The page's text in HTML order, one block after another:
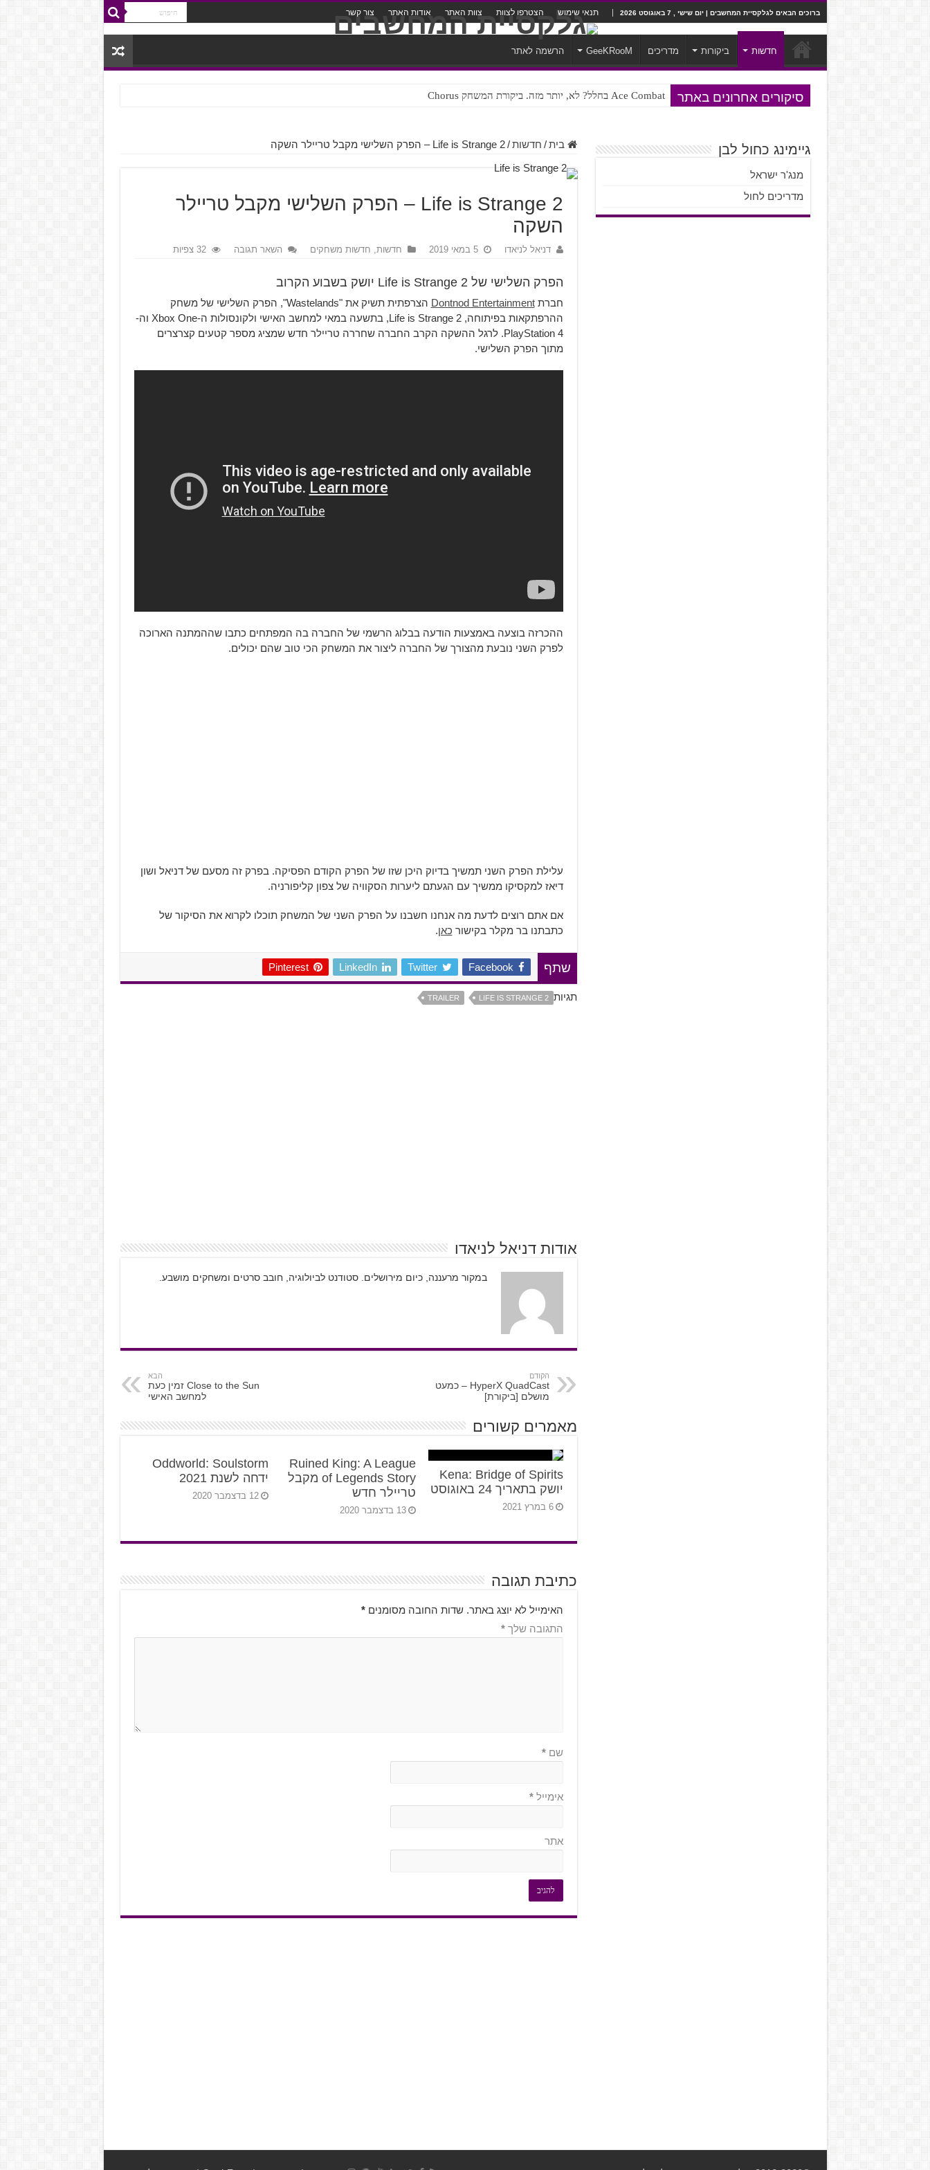
ברוכים הבאים לגלקסיית המחשבים | יום שישי , 7 באוגוסט 2026 תנאי שימוש הצטרפו לצוות צוות האתר אודות האתר צור קשר
חדשות ביקורות מדריכים GeeKRooM הרשמה לאתר
סיקורים אחרונים באתר Ace Combat בחלל? לא, יותר מזה. ביקורת המשחק Chorus
Steven Universe והשירים שתורגמו בצורה נוראית לעברית
בית / חדשות / Life is Strange 2 – הפרק השלישי מקבל טריילר השקה
Life is Strange 2 – הפרק השלישי מקבל טריילר
השקה
דניאל לניאדו 5 במאי 2019 חדשות, חדשות משחקים השאר תגובה 32 צפיות
הפרק השלישי של Life is Strange 2 יושק בשבוע הקרוב
חברתDontnod Entertainment
הצרפתית תשיק את "Wastelands", הפרק השלישי של משחק
ההרפתקאות בפיתוחה, Life is Strange 2, בתשעה במאי למחשב האישי ולקונסולות ה-Xbox One וה-
PlayStation 4. לרגל ההשקה הקרב החברה שחררה טריילר חדש שמציג מספר קטעים קצרצרים
מתוך הפרק השלישי.
ההכרזה בוצעה באמצעות הודעה בבלוג הרשמי של החברה בה המפתחים כתבו שההמתנה הארוכה
לפרק השני נובעת מהצורך של החברה ליצור את המשחק הכי טוב שהם יכולים.
עלילת הפרק השני תמשיך בדיוק היכן שזו של הפרק הקודם הפסיקה. בפרק זה מסעם של דניאל ושון
דיאז למקסיקו ממשיך עם הגעתם ליערות הסקוויה של צפון קליפורניה.
אם אתם רוצים לדעת מה אנחנו חשבנו על הפרק השני של המשחק תוכלו לקרוא את הסיקור של
כתבתנו בר מקלר בקישור כאן.
שתף Facebook
Twitter
LinkedIn
Pinterest
תגיות LIFE IS STRANGE 2
TRAILER
אודות דניאל לניאדו
במקור מרעננה, כיום מירושלים. סטודנט לביולוגיה, חובב סרטים ומשחקים מושבע.
הקודם
HyperX QuadCast – כמעט
מושלם [ביקורת]
הבא
Close to the Sun זמין כעת
למחשב האישי
מאמרים קשורים
Kena: Bridge of Spirits
יושק בתאריך 24 באוגוסט
6 במרץ 2021
Ruined King: A League
of Legends Story מקבל
טריילר חדש
13 בדצמבר 2020
Oddworld: Soulstorm
ידחה לשנת 2021
12 בדצמבר 2020
כתיבת תגובה
האימייל לא יוצג באתר. שדות החובה מסומנים*
התגובה שלך*
שם*
אימייל*
אתר
גיימינג כחול לבן
מנג'ר ישראל
מדריכים לחול